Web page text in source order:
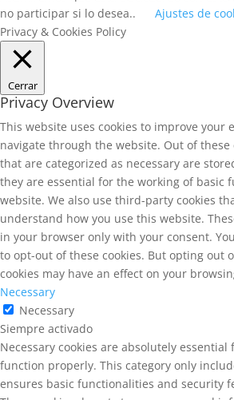
no participar si lo desea..
Ajustes de
Privacy & Cookies Policy
Cerrar
Privacy Overview
This website uses cookies to improve your
navigate through the website. Out of these
that are categorized as necessary are
they are essential for the working of basic
website. We also use third-party cookies
understand how you use this website.
in your browser only with your consent.
to opt-out of these cookies. But opting out
cookies may have an effect on your
Necessary
Necessary
Siempre activado
Necessary cookies are absolutely
function properly. This category only
ensures basic functionalities and security